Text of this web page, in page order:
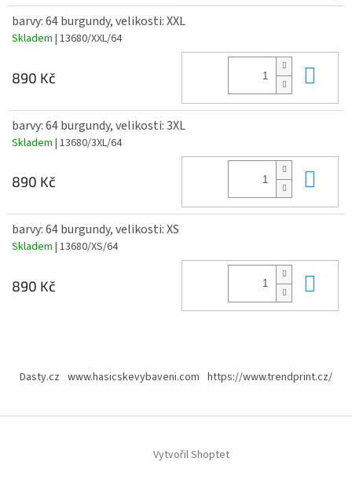
barvy: 64 burgundy, velikosti: XXL
Skladem | 13680/XXL/64
890 Kč
barvy: 64 burgundy, velikosti: 3XL
Skladem | 13680/3XL/64
890 Kč
barvy: 64 burgundy, velikosti: XS
Skladem | 13680/XS/64
890 Kč
Dasty.cz www.hasicskevybaveni.com https://www.trendprint.cz/
Vytvořil Shoptet